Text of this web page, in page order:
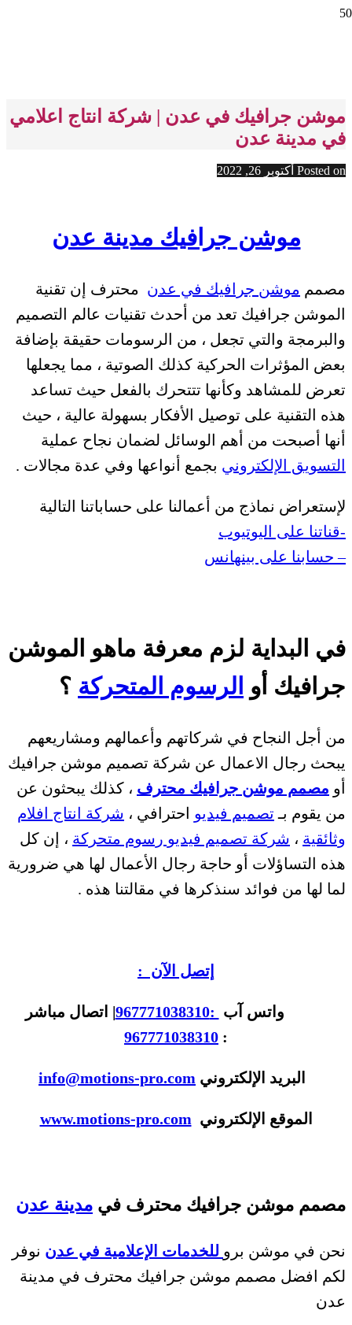
موشن جرافيك في عدن | شركة انتاج اعلامي
في مدينة عدن
Posted on أكتوبر 26, 2022
موشن جرافيك مدينة عدن
مصمم موشن جرافيك في عدن محترف إن تقنية
الموشن جرافيك تعد من أحدث تقنيات عالم التصميم
والبرمجة والتي تجعل ، من الرسومات حقيقة بإضافة
بعض المؤثرات الحركية كذلك الصوتية ، مما يجعلها
تعرض للمشاهد وكأنها تتتحرك بالفعل حيث تساعد
هذه التقنية على توصيل الأفكار بسهولة عالية ، حيث
أنها أصبحت من أهم الوسائل لضمان نجاح عملية
التسويق الإلكتروني بجمع أنواعها وفي عدة مجالات .
لإستعراض نماذج من أعمالنا على حساباتنا التالية
-قناتنا على اليوتيوب
– حسابنا على بينهانس
في البداية لزم معرفة ماهو الموشن
جرافيك أو الرسوم المتحركة ؟
من أجل النجاح في شركاتهم وأعمالهم ومشاريعهم
يبحث رجال الاعمال عن شركة تصميم موشن جرافيك
أو مصمم موشن جرافيك محترف ، كذلك يبحثون عن
من يقوم بـ تصميم فيديو احترافي ، شركة انتاج افلام
وثائقية ، شركة تصميم فيديو رسوم متحركة ، إن كل
هذه التساؤلات أو حاجة رجال الأعمال لها هي ضرورية
لما لها من فوائد سنذكرها في مقالتنا هذه .
إتصل الآن :
واتس آب :967771038310
| اتصال مباشر
:
967771038310
البريد الإلكتروني info@motions-pro.com
الموقع الإلكتروني www.motions-pro.com
مصمم موشن جرافيك محترف في مدينة عدن
نحن في موشن برو للخدمات الإعلامية في عدن نوفر
لكم افضل مصمم موشن جرافيك محترف في مدينة
عدن